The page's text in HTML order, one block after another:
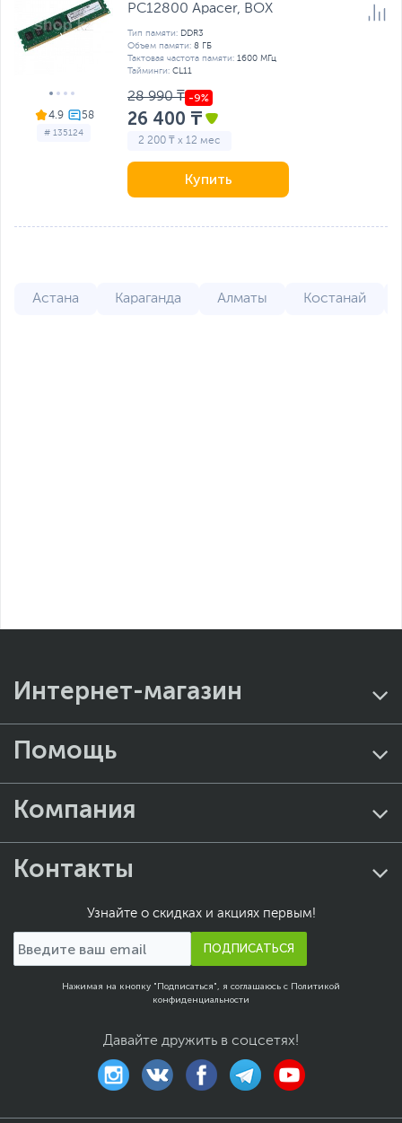
4.9
# 135124
PC12800 Apacer, BOX
Тип памяти: DDR3
Объем памяти: 8 ГБ
Тактовая частота памяти: 1600 МГц
Тайминги: CL11
28 990 ₸
26 400 ₸
2 200 ₸ x 12 мес
Купить
Астана Караганда Алматы Костанай
Интернет-магазин
Помощь
Компания
Контакты
Узнайте о скидках и акциях первым!
ПОДПИСАТЬСЯ
Нажимая на кнопку "Подписаться", я соглашаюсь с Политикой
конфиденциальности
Давайте дружить в соцсетях!